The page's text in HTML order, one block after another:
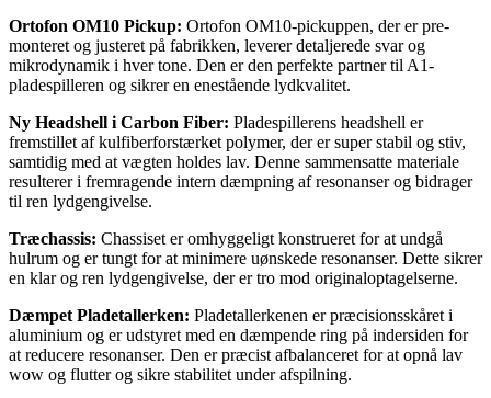
Ortofon OM10 Pickup: Ortofon OM10-pickuppen, der er pre-
monteret og justeret på fabrikken, leverer detaljerede svar og
mikrodynamik i hver tone. Den er den perfekte partner til A1-
pladespilleren og sikrer en enestående lydkvalitet.
Ny Headshell i Carbon Fiber: Pladespillerens headshell er
fremstillet af kulfiberforstærket polymer, der er super stabil og stiv,
samtidig med at vægten holdes lav. Denne sammensatte materiale
resulterer i fremragende intern dæmpning af resonanser og bidrager
til ren lydgengivelse.
Træchassis: Chassiset er omhyggeligt konstrueret for at undgå
hulrum og er tungt for at minimere uønskede resonanser. Dette sikrer
en klar og ren lydgengivelse, der er tro mod originaloptagelserne.
Dæmpet Pladetallerken: Pladetallerkenen er præcisionsskåret i
aluminium og er udstyret med en dæmpende ring på indersiden for
at reducere resonanser. Den er præcist afbalanceret for at opnå lav
wow og flutter og sikre stabilitet under afspilning.